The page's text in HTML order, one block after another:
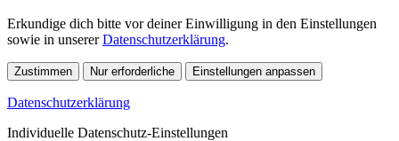
Erkundige dich bitte vor deiner Einwilligung in den Einstellungen
sowie in unsererDatenschutzerklärung.
Zustimmen Nur erforderliche Einstellungen anpassen
Datenschutzerklärung
Individuelle Datenschutz-Einstellungen